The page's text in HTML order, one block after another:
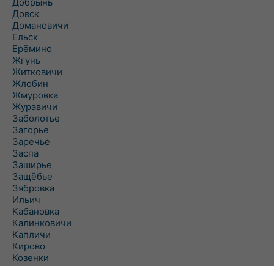
Довск
Домановичи
Ельск
Ерёмино
Жгунь
Житковичи
Жлобин
Жмуровка
Журавичи
Заболотье
Загорье
Заречье
Заспа
Заширье
Защёбье
Зябровка
Ильич
Кабановка
Калинковичи
Капличи
Кирово
Козенки